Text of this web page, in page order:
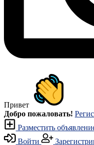
Привет
Добро пожаловать!
Разместить
Войти